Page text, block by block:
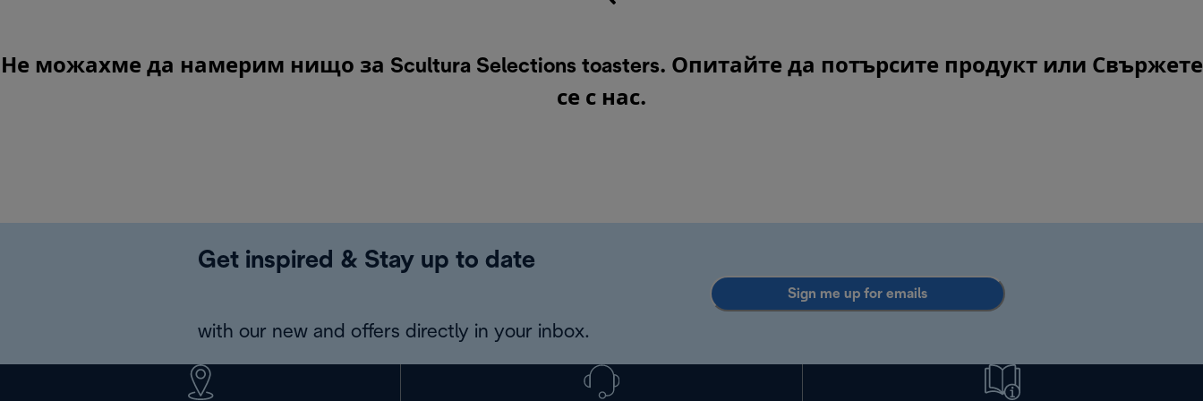
Не можахме да намерим нищо за Scultura Selections toasters. Опитайте да потърсите продукт или Свържете
се с нас.
Get inspired & Stay up to date
with our new and offers directly in your inbox.
Sign me up for emails